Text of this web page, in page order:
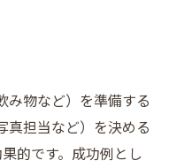
み物など）を準備する
真担当など）を決める
的です。成功例とし